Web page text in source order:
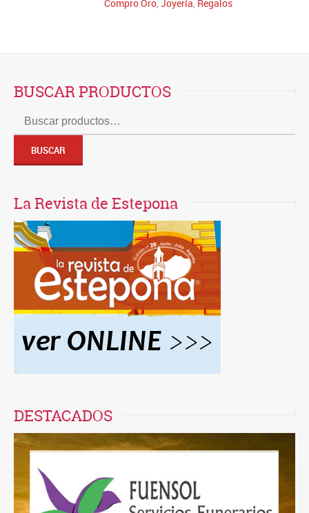
Compro Oro Joyería Regalos
BUSCAR PRODUCTOS
Buscar
por:
BUSCAR
La Revista de Estepona
DESTACADOS